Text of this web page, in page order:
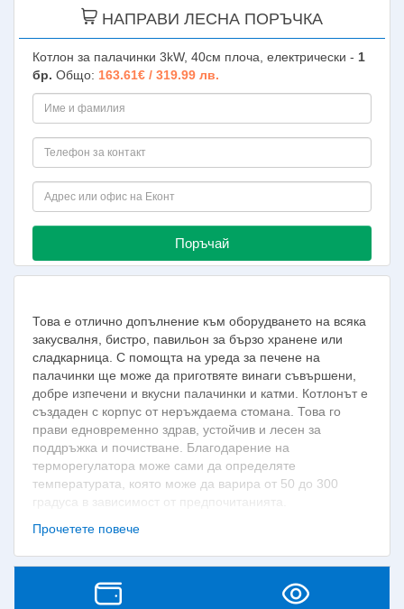
НАПРАВИ ЛЕСНА ПОРЪЧКА
Котлон за палачинки 3kW, 40см плоча, електрически - 1
бр. Общо: 163.61€ / 319.99 лв.
Поръчай
Това е отлично допълнение към оборудването на всяка
закусвалня, бистро, павильон за бързо хранене или
сладкарница. С помощта на уреда за печене на
палачинки ще може да приготвяте винаги съвършени,
добре изпечени и вкусни палачинки и катми. Котлонът е
създаден с корпус от неръждаема стомана. Това го
прави едновременно здрав, устойчив и лесен за
поддръжка и почистване. Благодарение на
терморегулатора може сами да определяте
температурата, която може да варира от 50 до 300
градуса в зависимост от предпочитанията.
Самият котлон разполага с една плоча за печене с
максимално високо качество при печенето. Уредът е
електрически с мощност 3 kW. Предназначен е както за
катми, палачинки, американски палачинки, така и за
Прочетете повече